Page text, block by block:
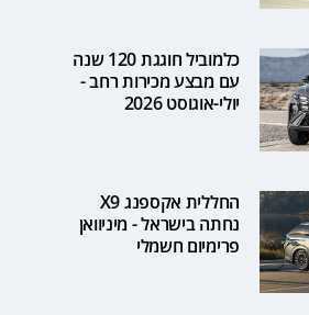
כלמוביל חוגגת 120 שנה
עם מבצע מכירות רחב -
יולי-אוגוסט 2026
החללית אקספנג X9
נחתה בישראל - מיניוואן
פרימיום חשמלי